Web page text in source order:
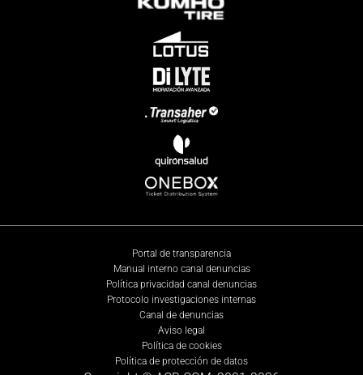
Portal de transparencia
Manual interno canal denuncias
Política privacidad canal denuncias
Protocolo investigaciones internas
Canal de denuncias
Aviso legal
Política de cookies
Política de protección de datos